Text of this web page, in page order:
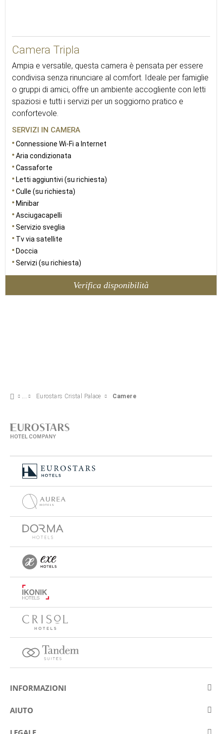
Camera Tripla
Ampia e versatile, questa camera è pensata per essere
condivisa senza rinunciare al comfort. Ideale per famiglie
o gruppi di amici, offre un ambiente accogliente con letti
spaziosi e tutti i servizi per un soggiorno pratico e
confortevole.
SERVIZI IN CAMERA
Connessione Wi-Fi a Internet
Aria condizionata
Cassaforte
Letti aggiuntivi (su richiesta)
Culle (su richiesta)
Minibar
Asciugacapelli
Servizio sveglia
Tv via satellite
Doccia
Servizi (su richiesta)
Verifica disponibilità
Eurostars Cristal Palace Camere
INFORMAZIONI
Su Eurostars Hotel Company
AIUTO
Contattare